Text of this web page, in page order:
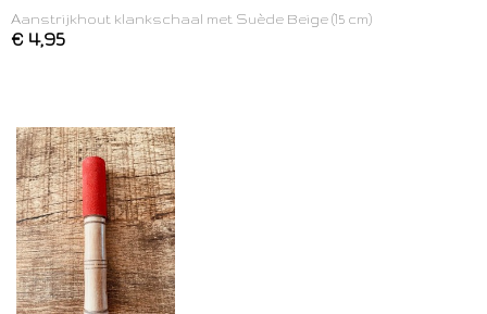
Aanstrijkhout klankschaal met Suède Beige (15 cm)
€ 4,95